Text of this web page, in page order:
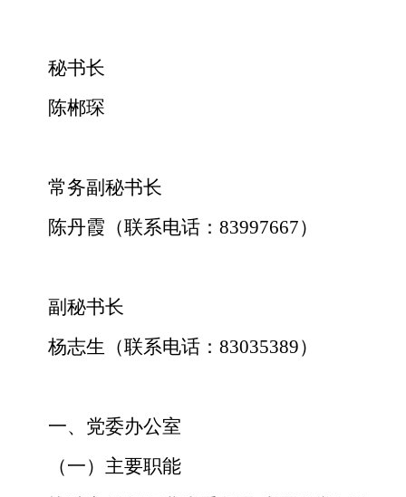
秘书长
陈郴琛
常务副秘书长
陈丹霞（联系电话：83997667）
副秘书长
杨志生（联系电话：83035389）
一、党委办公室
（一）主要职能